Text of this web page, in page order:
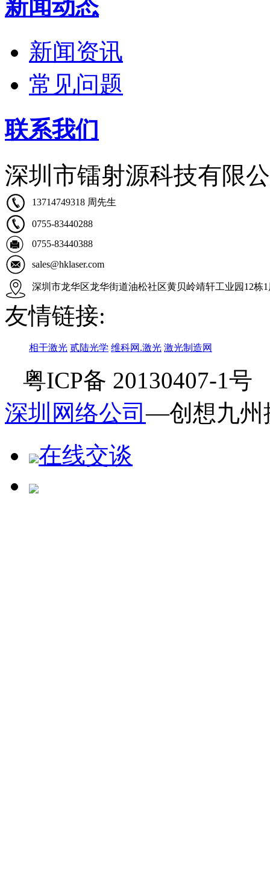
新闻动态
新闻资讯
常见问题
联系我们
深圳市镭射源科技有限
13714749318 周先生
0755-83440288
0755-83440388
sales@hklaser.com
深圳市龙华区龙华街道油松社区黄贝岭靖轩工业园12栋1
友情链接:
相干激光 贰陆光学 维科网.激光 激光制造网
粤ICP备 20130407-1号
深圳网络公司—创想九州
在线交谈